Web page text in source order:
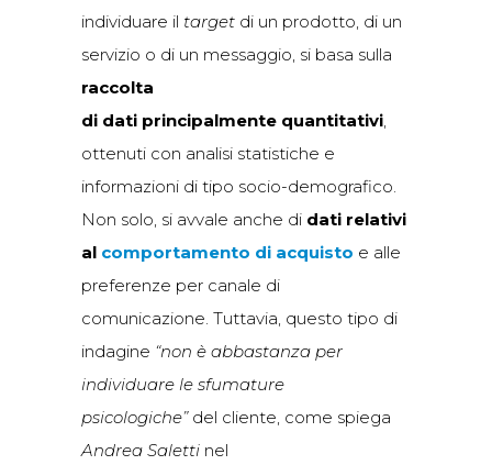
individuare il target di un prodotto, di un
servizio o di un messaggio, si basa sulla
raccolta
di dati principalmente quantitativi,
ottenuti con analisi statistiche e
informazioni di tipo socio-demografico.
Non solo, si avvale anche di dati relativi
al comportamento di acquisto e alle
preferenze per canale di
comunicazione. Tuttavia, questo tipo di
indagine “non è abbastanza per
individuare le sfumature
psicologiche” del cliente, come spiega
Andrea Saletti nel